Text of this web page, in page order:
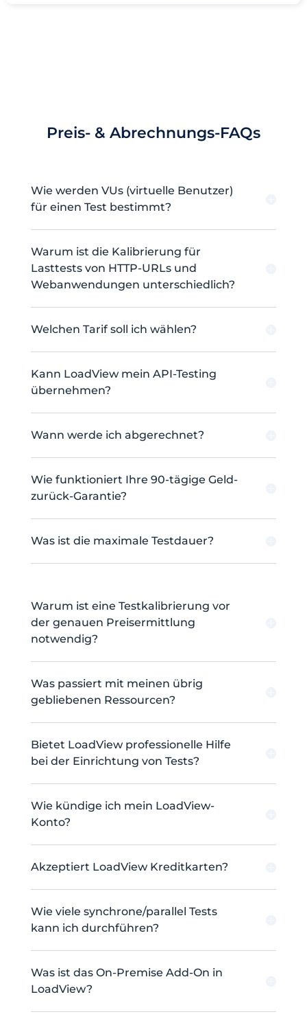
Preis- & Abrechnungs-FAQs
Wie werden VUs (virtuelle Benutzer)
für einen Test bestimmt?
Warum ist die Kalibrierung für
Lasttests von HTTP-URLs und
Webanwendungen unterschiedlich?
Welchen Tarif soll ich wählen?
Kann LoadView mein API-Testing
übernehmen?
Wann werde ich abgerechnet?
Wie funktioniert Ihre 90-tägige Geld-
zurück-Garantie?
Was ist die maximale Testdauer?
Warum ist eine Testkalibrierung vor
der genauen Preisermittlung
notwendig?
Was passiert mit meinen übrig
gebliebenen Ressourcen?
Bietet LoadView professionelle Hilfe
bei der Einrichtung von Tests?
Wie kündige ich mein LoadView-
Konto?
Akzeptiert LoadView Kreditkarten?
Wie viele synchrone/parallel Tests
kann ich durchführen?
Was ist das On-Premise Add-On in
LoadView?